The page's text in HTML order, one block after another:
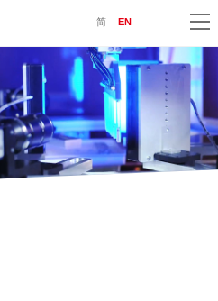
简 EN